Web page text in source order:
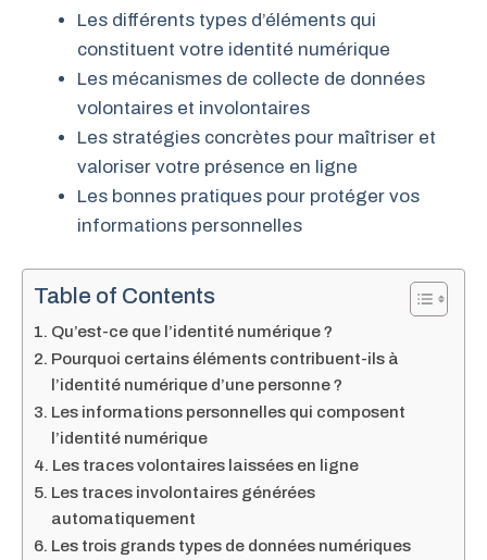
Les différents types d’éléments qui
constituent votre identité numérique
Les mécanismes de collecte de données
volontaires et involontaires
Les stratégies concrètes pour maîtriser et
valoriser votre présence en ligne
Les bonnes pratiques pour protéger vos
informations personnelles
Table of Contents
Qu’est-ce que l’identité numérique ?
Pourquoi certains éléments contribuent-ils à
l’identité numérique d’une personne ?
Les informations personnelles qui composent
l’identité numérique
Les traces volontaires laissées en ligne
Les traces involontaires générées
automatiquement
Les trois grands types de données numériques